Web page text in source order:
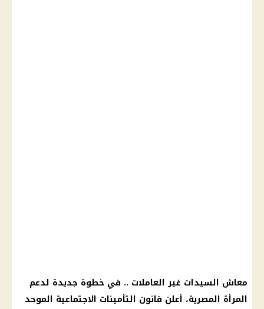
معاش السيدات غير العاملات .. في خطوة جديدة لدعم
المرأة المصرية، أعلن قانون التأمينات الاجتماعية الموحد